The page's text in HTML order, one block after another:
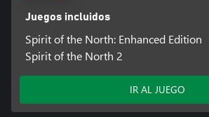
Juegos incluidos
Spirit of the North: Enhanced Edition
Spirit of the North 2
IR AL JUEGO